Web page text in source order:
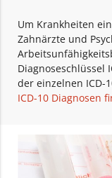
Um Krankheiten
Zahnärzte und
Diagnoseschlüssel
der einzelnen ICD-
ICD-10 Diagnosen